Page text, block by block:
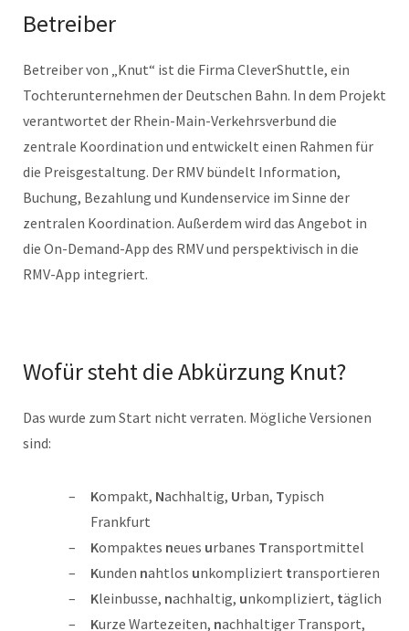
Betreiber
Betreiber von „Knut“ ist die Firma CleverShuttle, ein
Tochterunternehmen der Deutschen Bahn. In dem Projekt
verantwortet der Rhein-Main-Verkehrsverbund die
zentrale Koordination und entwickelt einen Rahmen für
die Preisgestaltung. Der RMV bündelt Information,
Buchung, Bezahlung und Kundenservice im Sinne der
zentralen Koordination. Außerdem wird das Angebot in
die On-Demand-App des RMV und perspektivisch in die
RMV-App integriert.
Wofür steht die Abkürzung Knut?
Das wurde zum Start nicht verraten. Mögliche Versionen
sind:
Kompakt, Nachhaltig, Urban, Typisch
Frankfurt
Kompaktes neues urbanes Transportmittel
Kunden nahtlos unkompliziert transportieren
Kleinbusse, nachhaltig, unkompliziert, täglich
Kurze Wartezeiten, nachhaltiger Transport,